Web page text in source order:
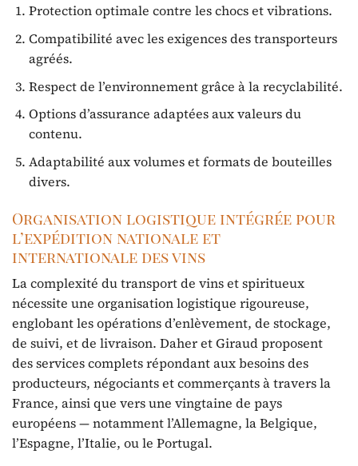
Protection optimale contre les chocs et vibrations.
Compatibilité avec les exigences des transporteurs
agréés.
Respect de l’environnement grâce à la recyclabilité.
Options d’assurance adaptées aux valeurs du
contenu.
Adaptabilité aux volumes et formats de bouteilles
divers.
Organisation logistique intégrée pour
l’expédition nationale et
internationale des vins
La complexité du transport de vins et spiritueux
nécessite une organisation logistique rigoureuse,
englobant les opérations d’enlèvement, de stockage,
de suivi, et de livraison. Daher et Giraud proposent
des services complets répondant aux besoins des
producteurs, négociants et commerçants à travers la
France, ainsi que vers une vingtaine de pays
européens — notamment l’Allemagne, la Belgique,
l’Espagne, l’Italie, ou le Portugal.